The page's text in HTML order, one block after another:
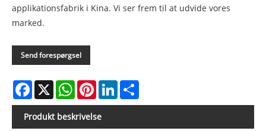
applikationsfabrik i Kina. Vi ser frem til at udvide vores
marked.
Send forespørgsel
Facebook
X WhatsAppPinterestLinkedIn
Produkt beskrivelse